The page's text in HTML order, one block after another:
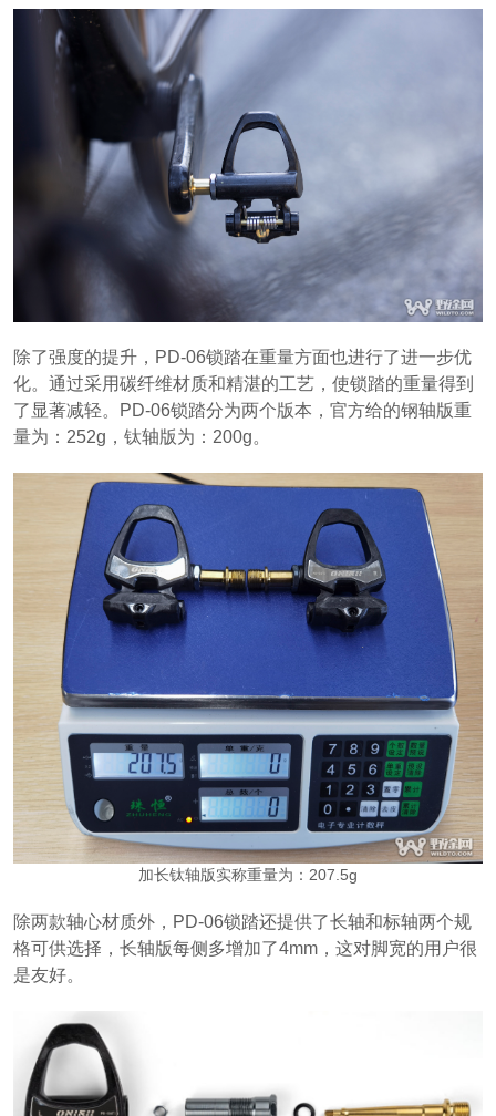
除了强度的提升，PD-06锁踏在重量方面也进行了进一步优
化。通过采用碳纤维材质和精湛的工艺，使锁踏的重量得到
了显著减轻。PD-06锁踏分为两个版本，官方给的钢轴版重
量为：252g，钛轴版为：200g。
加长钛轴版实称重量为：207.5g
除两款轴心材质外，PD-06锁踏还提供了长轴和标轴两个规
格可供选择，长轴版每侧多增加了4mm，这对脚宽的用户很
是友好。